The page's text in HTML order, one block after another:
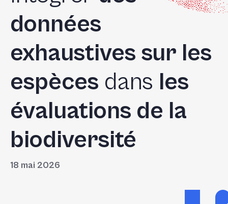
données
exhaustives sur les
espèces dans les
évaluations de la
biodiversité
18 mai 2026